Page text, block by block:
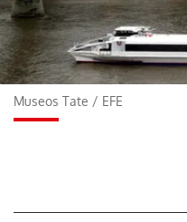
Museos Tate / EFE